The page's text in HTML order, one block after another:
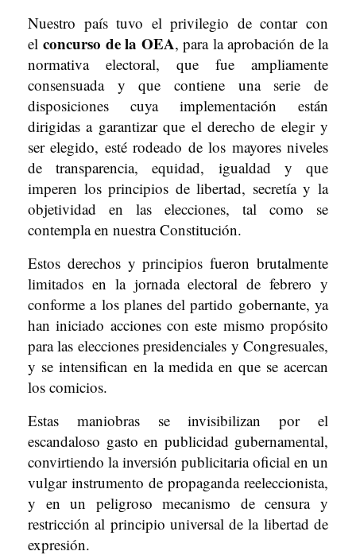
Nuestro país tuvo el privilegio de contar con
elconcurso de la OEA, para la aprobación de la
normativa electoral, que fue ampliamente
consensuada y que contiene una serie de
disposiciones cuya implementación están
dirigidas a garantizar que el derecho de elegir y
ser elegido, esté rodeado de los mayores niveles
de transparencia, equidad, igualdad y que
imperen los principios de libertad, secretía y la
objetividad en las elecciones, tal como se
contempla en nuestra Constitución.
Estos derechos y principios fueron brutalmente
limitados en la jornada electoral de febrero y
conforme a los planes del partido gobernante, ya
han iniciado acciones con este mismo propósito
para las elecciones presidenciales y Congresuales,
y se intensifican en la medida en que se acercan
los comicios.
Estas maniobras se invisibilizan por el
escandaloso gasto en publicidad gubernamental,
convirtiendo la inversión publicitaria oficial en un
vulgar instrumento de propaganda reeleccionista,
y en un peligroso mecanismo de censura y
restricción al principio universal de la libertad de
expresión.